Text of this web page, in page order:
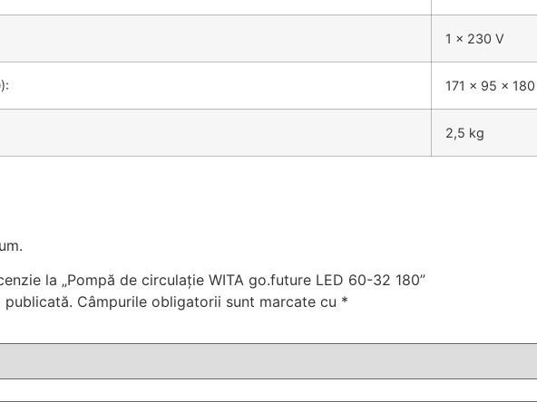
1 x 230 V
171 x 95 x
2,5 kg
la „Pompă de circulație WITA go.future LED 60-32 180”
publicată. Câmpurile obligatorii sunt marcate cu *